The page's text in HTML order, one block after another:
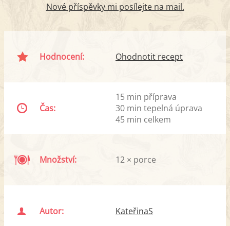
Nové příspěvky mi posílejte na mail.
Hodnocení: Ohodnotit recept
Čas:
15 min příprava
30 min tepelná úprava
45 min celkem
Množství: 12 × porce
Autor: KateřinaS